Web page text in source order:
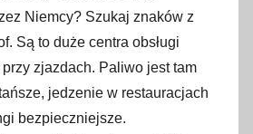
Niemcy? Szukaj znaków z
Są to duże centra obsługi
zjazdach. Paliwo jest tam
jedzenie w restauracjach
bezpieczniejsze.